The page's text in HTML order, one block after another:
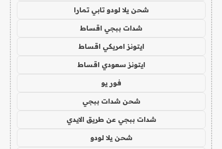
شحن يلا لودو تابي تمارا
شدات ببجي اقساط
ايتونز امريكي اقساط
ايتونز سعودي اقساط
فور يو
شحن شدات ببجي
شدات ببجي عن طريق الايدي
شحن يلا لودو